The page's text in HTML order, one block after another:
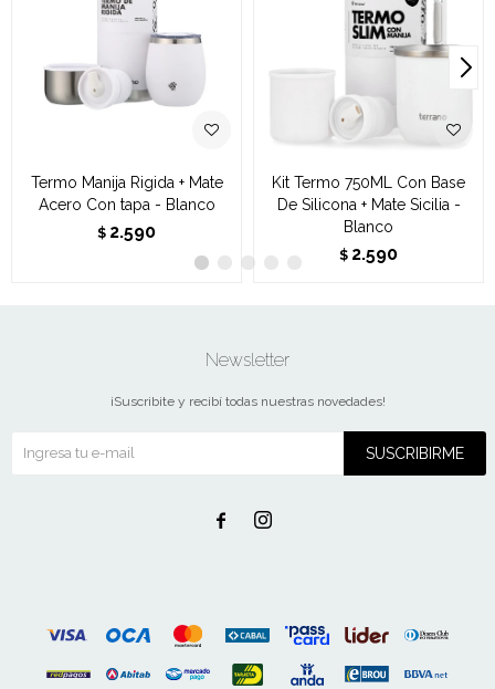
Termo Manija Rigida + Mate
Acero Con tapa - Blanco
$ 2.590
Kit Termo 750ML Con Base
De Silicona + Mate Sicilia -
Blanco
$ 2.590
Newsletter
¡Suscribite y recibí todas nuestras novedades!
SUSCRIBIRME
 